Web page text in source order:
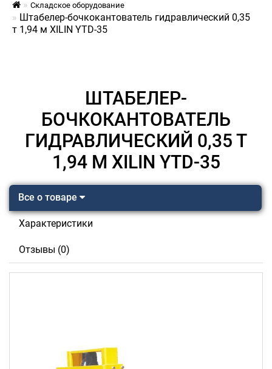
Складское оборудование
Штабелер-бочкокантователь гидравлический 0,35
т 1,94 м XILIN YTD-35
ШТАБЕЛЕР-
БОЧКОКАНТОВАТЕЛЬ
ГИДРАВЛИЧЕСКИЙ 0,35 Т
1,94 М XILIN YTD-35
Все о товаре
Характеристики
Отзывы (0)